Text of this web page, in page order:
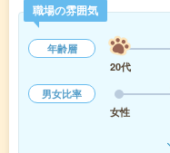
職場の雰囲気
年齢層
20代
男女比率
女性